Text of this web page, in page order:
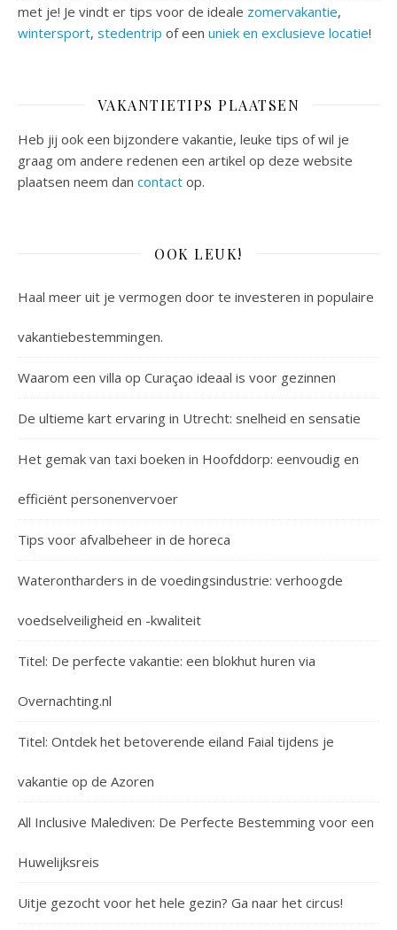
met je! Je vindt er tips voor de ideale zomervakantie,
wintersport, stedentrip of een uniek en exclusieve locatie!
VAKANTIETIPS PLAATSEN
Heb jij ook een bijzondere vakantie, leuke tips of wil je
graag om andere redenen een artikel op deze website
plaatsen neem dan contact op.
OOK LEUK!
Haal meer uit je vermogen door te investeren in populaire
vakantiebestemmingen.
Waarom een villa op Curaçao ideaal is voor gezinnen
De ultieme kart ervaring in Utrecht: snelheid en sensatie
Het gemak van taxi boeken in Hoofddorp: eenvoudig en
efficiënt personenvervoer
Tips voor afvalbeheer in de horeca
Waterontharders in de voedingsindustrie: verhoogde
voedselveiligheid en -kwaliteit
Titel: De perfecte vakantie: een blokhut huren via
Overnachting.nl
Titel: Ontdek het betoverende eiland Faial tijdens je
vakantie op de Azoren
All Inclusive Malediven: De Perfecte Bestemming voor een
Huwelijksreis
Uitje gezocht voor het hele gezin? Ga naar het circus!